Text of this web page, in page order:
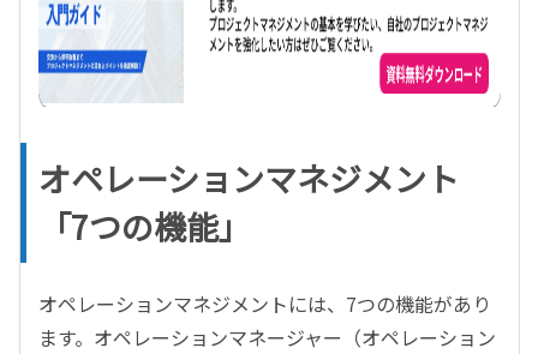
オペレーションマネジメント
「7つの機能」
オペレーションマネジメントには、7つの機能があり
ます。オペレーションマネージャー（オペレーション